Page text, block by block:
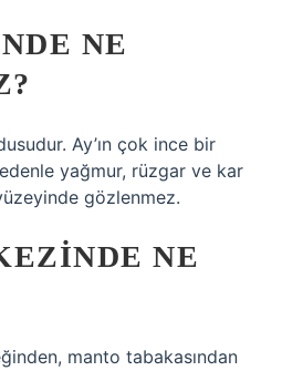
NE
Ay’ın çok ince bir
yağmur, rüzgar ve kar
gözlenmez.
NE
manto tabakasından